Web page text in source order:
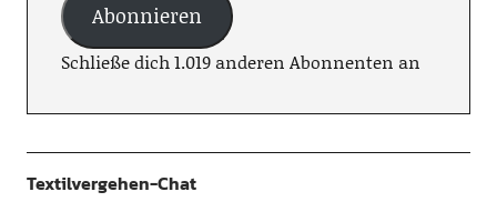
Abonnieren
Schließe dich 1.019 anderen Abonnenten an
Textilvergehen-Chat